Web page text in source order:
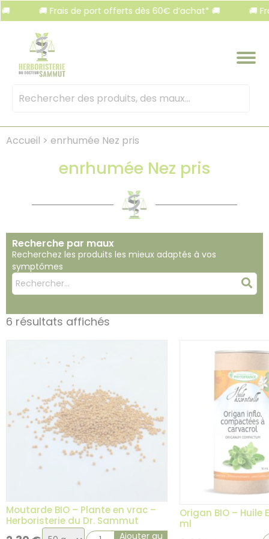
🚚 Frais de port offerts dès 60€ d’achat* 🚚 🚚
Mots
Accueil > enrhumée Nez pris
enrhumée Nez pris
Recherche par maux
Recherchez les produits les mieux adaptés à vos
symptômes
Mots
clés
:
6 résultats affichés
Moutarde BIO – Plante en vrac –
Herboristerie du Dr. Sammut
Choix
Ajouter au
Origan BIO – Huile
ml
Panneau de gestion des cookies